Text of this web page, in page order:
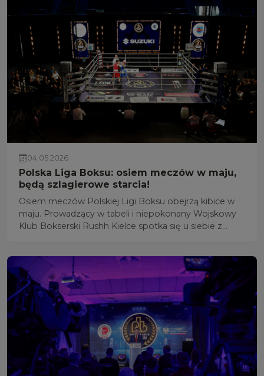
04.05.2026
Polska Liga Boksu: osiem meczów w maju,
będą szlagierowe starcia!
Osiem meczów Polskiej Ligi Boksu obejrzą kibice w
maju. Prowadzący w tabeli i niepokonany Wojskowy
Klub Bokserski Rushh Kielce spotka się u siebie z